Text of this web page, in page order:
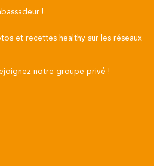
!
et recettes healthy sur les réseaux
notre groupe privé !